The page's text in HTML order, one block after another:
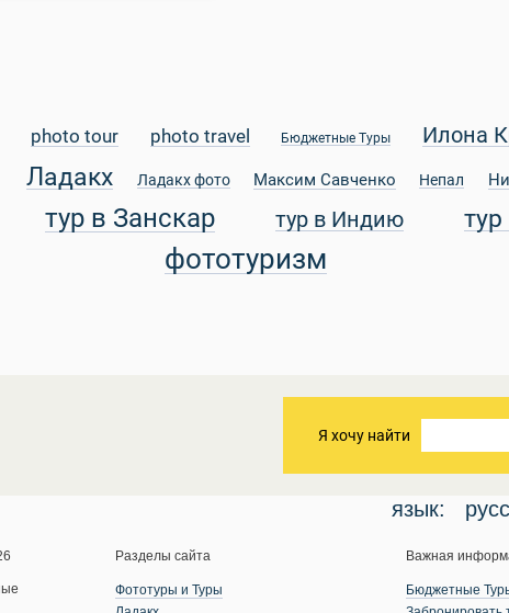
photo tour photo travel Бюджетные Туры Илона
Ладакх Ладакх фото Максим Савченко Непал
тур в Занскар тур в Индию
фототуризм
Я хочу найти
язык:
Разделы сайта
Фототуры и Туры
Важная
Бюджетные